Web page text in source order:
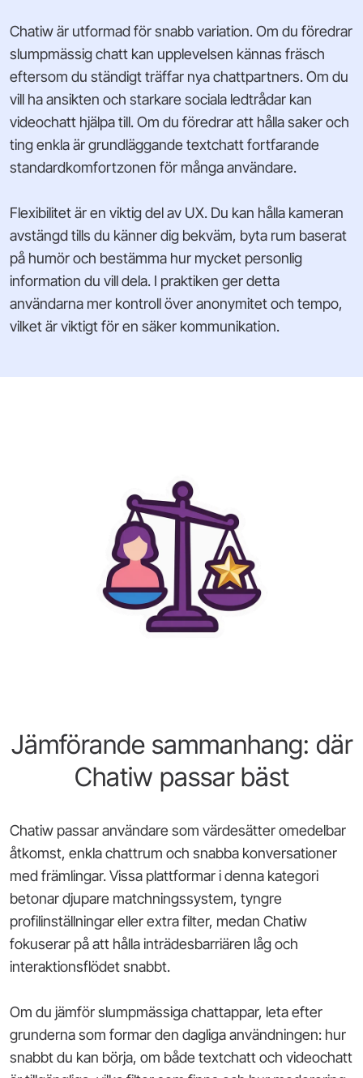
Chatiw är utformad för snabb variation. Om du föredrar
slumpmässig chatt kan upplevelsen kännas fräsch
eftersom du ständigt träffar nya chattpartners. Om du
vill ha ansikten och starkare sociala ledtrådar kan
videochatt hjälpa till. Om du föredrar att hålla saker och
ting enkla är grundläggande textchatt fortfarande
standardkomfortzonen för många användare.
Flexibilitet är en viktig del av UX. Du kan hålla kameran
avstängd tills du känner dig bekväm, byta rum baserat
på humör och bestämma hur mycket personlig
information du vill dela. I praktiken ger detta
användarna mer kontroll över anonymitet och tempo,
vilket är viktigt för en säker kommunikation.
Jämförande sammanhang: där
Chatiw passar bäst
Chatiw passar användare som värdesätter omedelbar
åtkomst, enkla chattrum och snabba konversationer
med främlingar. Vissa plattformar i denna kategori
betonar djupare matchningssystem, tyngre
profilinställningar eller extra filter, medan Chatiw
fokuserar på att hålla inträdesbarriären låg och
interaktionsflödet snabbt.
Om du jämför slumpmässiga chattappar, leta efter
grunderna som formar den dagliga användningen: hur
snabbt du kan börja, om både textchatt och videochatt